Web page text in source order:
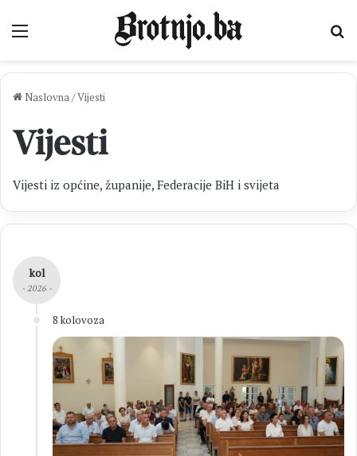
Naslovna/Vijesti
Vijesti
Vijesti iz općine, županije, Federacije BiH i svijeta
kol
- 2026 -
8 kolovoza